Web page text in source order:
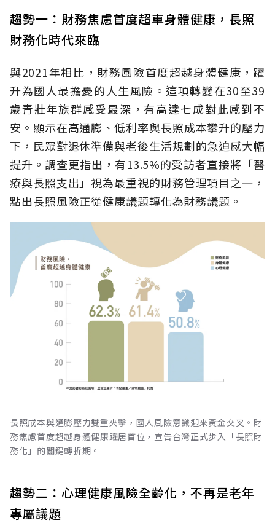
趨勢一：財務焦慮首度超車身體健康，長照
財務化時代來臨
與2021年相比，財務風險首度超越身體健康，躍
升為國人最擔憂的人生風險。這項轉變在30至39
歲青壯年族群感受最深，有高達七成對此感到不
安。顯示在高通膨、低利率與長照成本攀升的壓力
下，民眾對退休準備與老後生活規劃的急迫感大幅
提升。調查更指出，有13.5%的受訪者直接將「醫
療與長照支出」視為最重視的財務管理項目之一，
點出長照風險正從健康議題轉化為財務議題。
長照成本與通膨壓力雙重夾擊，國人風險意識迎來黃金交叉。財
務焦慮首度超越身體健康躍居首位，宣告台灣正式步入「長照財
務化」的關鍵轉折期。
趨勢二：心理健康風險全齡化，不再是老年
專屬議題